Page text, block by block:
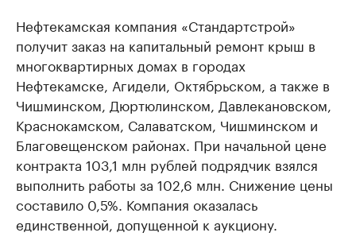
Нефтекамская компания «Стандартстрой»
получит заказ на капитальный ремонт крыш в
многоквартирных домах в городах
Нефтекамске, Агидели, Октябрьском, а также в
Чишминском, Дюртюлинском, Давлекановском,
Краснокамском, Салаватском, Чишминском и
Благовещенском районах. При начальной цене
контракта 103,1 млн рублей подрядчик взялся
выполнить работы за 102,6 млн. Снижение цены
составило 0,5%. Компания оказалась
единственной, допущенной к аукциону.